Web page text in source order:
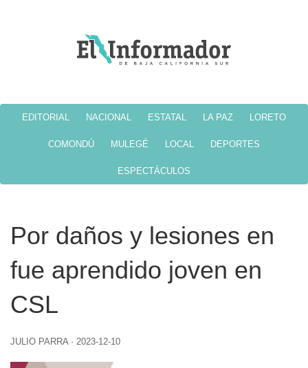
EDITORIAL NACIONAL ESTATAL LA PAZ LORETO
COMONDÚ MULEGÉ LOCAL DEPORTES
ESPECTÁCULOS
Por daños y lesiones en
fue aprendido joven en
CSL
JULIO PARRA · 2023-12-10